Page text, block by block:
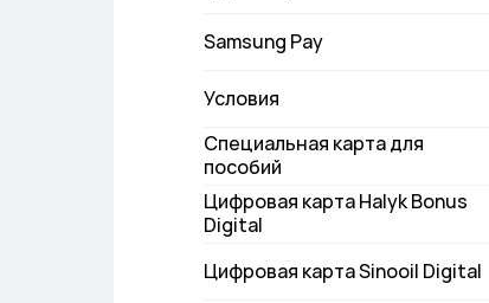
Samsung Pay
Условия
Специальная карта для
пособий
Цифровая карта Halyk Bonus
Digital
Цифровая карта Sinooil Digital